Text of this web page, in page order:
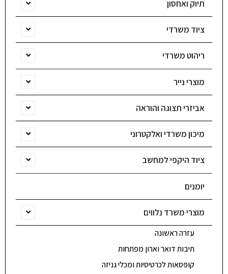
תיוק ואחסון
ציוד משרדי
ריהוט משרדי
מוצרי נייר
אביזרי תצוגה והוראה
מיכון משרדי ואלקטרוני
ציוד היקפי למחשב
יומנים
מוצרי משרד נלווים
עזרה ראשונה
תיבות דואר וארון מפתחות
קופסאות לכרטיסיות ומכלי גניזה